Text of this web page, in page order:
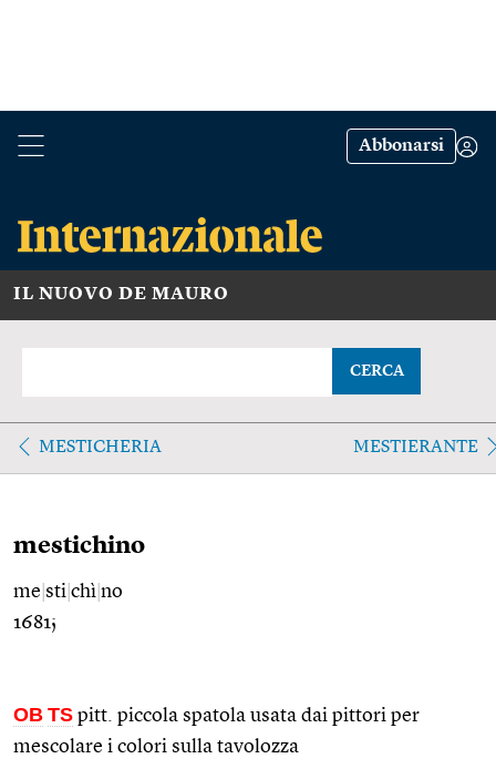
Abbonarsi
IL NUOVO DE MAURO
CERCA
MESTICHERIA MESTIERANTE
mestichino
me sti chì no
1681;
OB TS pitt. piccola spatola usata dai pittori per
mescolare i colori sulla tavolozza